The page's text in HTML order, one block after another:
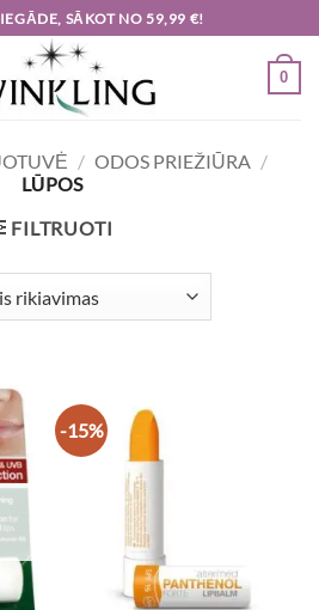
SĀKOT NO 59,99 €!
0
/ ODOS PRIEŽIŪRA /
LŪPOS
FILTRUOTI
-15%